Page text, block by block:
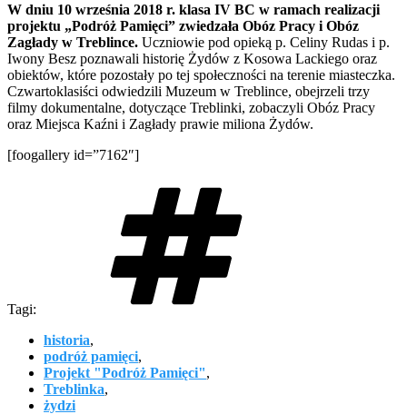
W dniu 10 września 2018 r. klasa IV BC w ramach realizacji
projektu „Podróż Pamięci” zwiedzała Obóz Pracy i Obóz
Zagłady w Treblince. Uczniowie pod opieką p. Celiny Rudas i p.
Iwony Besz poznawali historię Żydów z Kosowa Lackiego oraz
obiektów, które pozostały po tej społeczności na terenie miasteczka.
Czwartoklasiści odwiedzili Muzeum w Treblince, obejrzeli trzy
filmy dokumentalne, dotyczące Treblinki, zobaczyli Obóz Pracy
oraz Miejsca Kaźni i Zagłady prawie miliona Żydów.
[foogallery id=”7162″]
Tagi:
historia,
podróż pamięci,
Projekt "Podróż Pamięci",
Treblinka,
żydzi